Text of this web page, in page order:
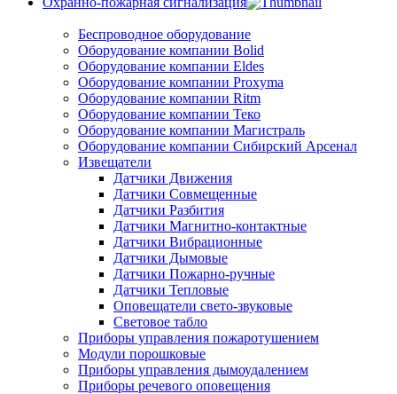
Беспроводное оборудование
Оборудование компании Bolid
Оборудование компании Eldes
Оборудование компании Proxyma
Оборудование компании Ritm
Оборудование компании Теко
Оборудование компании Магистраль
Оборудование компании Сибирский Арсенал
Извещатели
Датчики Движения
Датчики Совмещенные
Датчики Разбития
Датчики Магнитно-контактные
Датчики Вибрационные
Датчики Дымовые
Датчики Пожарно-ручные
Датчики Тепловые
Оповещатели свето-звуковые
Световое табло
Приборы управления пожаротушением
Модули порошковые
Приборы управления дымоудалением
Приборы речевого оповещения